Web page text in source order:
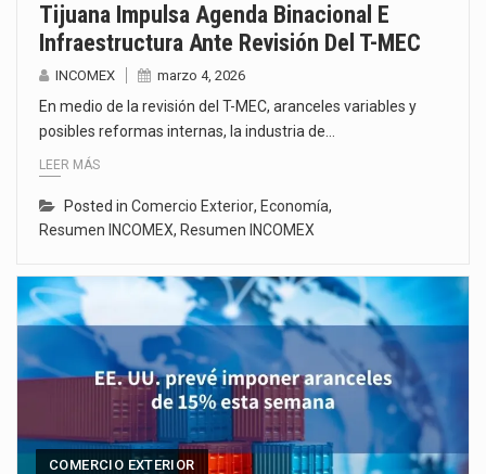
Tijuana Impulsa Agenda Binacional E
Infraestructura Ante Revisión Del T-MEC
INCOMEX marzo 4, 2026
En medio de la revisión del T-MEC, aranceles variables y
posibles reformas internas, la industria de…
LEER MÁS
Posted in Comercio Exterior, Economía,
Resumen INCOMEX, Resumen INCOMEX
COMERCIO EXTERIOR